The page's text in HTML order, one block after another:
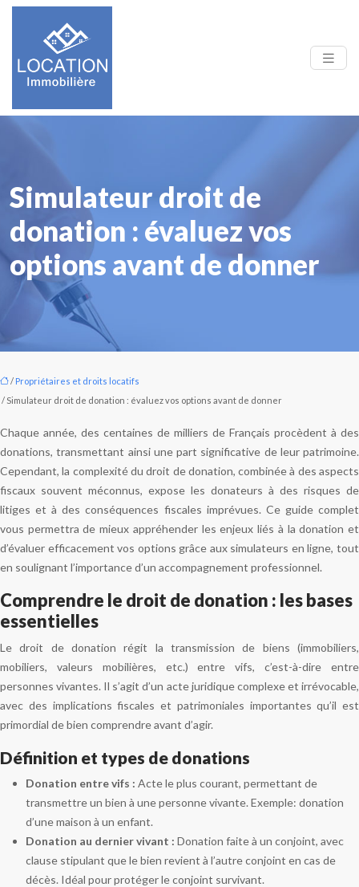
Simulateur droit de
donation : évaluez vos
options avant de donner
/ Propriétaires et droits locatifs
/ Simulateur droit de donation : évaluez vos options avant de donner
Chaque année, des centaines de milliers de Français procèdent à des
donations, transmettant ainsi une part significative de leur patrimoine.
Cependant, la complexité du droit de donation, combinée à des aspects
fiscaux souvent méconnus, expose les donateurs à des risques de
litiges et à des conséquences fiscales imprévues. Ce guide complet
vous permettra de mieux appréhender les enjeux liés à la donation et
d’évaluer efficacement vos options grâce aux simulateurs en ligne, tout
en soulignant l’importance d’un accompagnement professionnel.
Comprendre le droit de donation : les bases
essentielles
Le droit de donation régit la transmission de biens (immobiliers,
mobiliers, valeurs mobilières, etc.) entre vifs, c’est-à-dire entre
personnes vivantes. Il s’agit d’un acte juridique complexe et irrévocable,
avec des implications fiscales et patrimoniales importantes qu’il est
primordial de bien comprendre avant d’agir.
Définition et types de donations
Donation entre vifs : Acte le plus courant, permettant de
transmettre un bien à une personne vivante. Exemple: donation
d’une maison à un enfant.
Donation au dernier vivant : Donation faite à un conjoint, avec
clause stipulant que le bien revient à l’autre conjoint en cas de
décès. Idéal pour protéger le conjoint survivant.